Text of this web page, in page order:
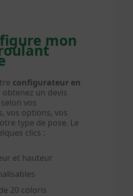
mon
configurateur en
obtenez un devis
vos
vos options, vos
type de pose. Le
clics :
et hauteur
20 coloris